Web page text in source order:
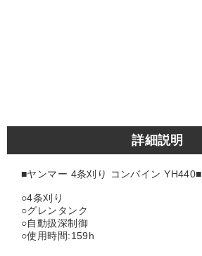
詳細説明
■ヤンマー 4条刈り コンバイン YH440■
○4条刈り
○グレンタンク
○自動扱深制御
○使用時間:159h